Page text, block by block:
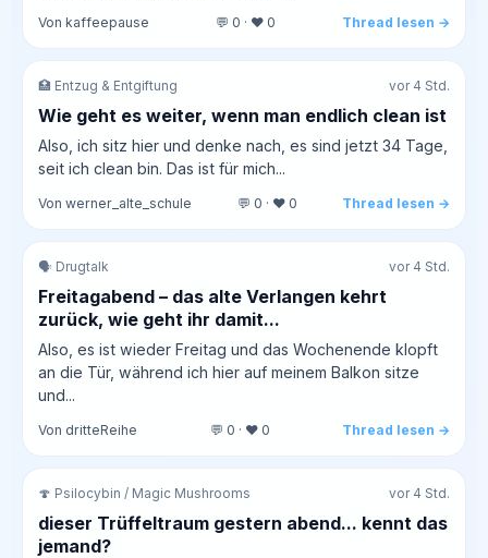
Von kaffeepause 💬 0 · ❤️ 0 Thread lesen →
🏥 Entzug & Entgiftung vor 4 Std.
Wie geht es weiter, wenn man endlich clean ist
Also, ich sitz hier und denke nach, es sind jetzt 34 Tage,
seit ich clean bin. Das ist für mich...
Von werner_alte_schule 💬 0 · ❤️ 0 Thread lesen →
🗣️ Drugtalk vor 4 Std.
Freitagabend – das alte Verlangen kehrt
zurück, wie geht ihr damit...
Also, es ist wieder Freitag und das Wochenende klopft
an die Tür, während ich hier auf meinem Balkon sitze
und...
Von dritteReihe 💬 0 · ❤️ 0 Thread lesen →
🍄 Psilocybin / Magic Mushrooms vor 4 Std.
dieser Trüffeltraum gestern abend... kennt das
jemand?